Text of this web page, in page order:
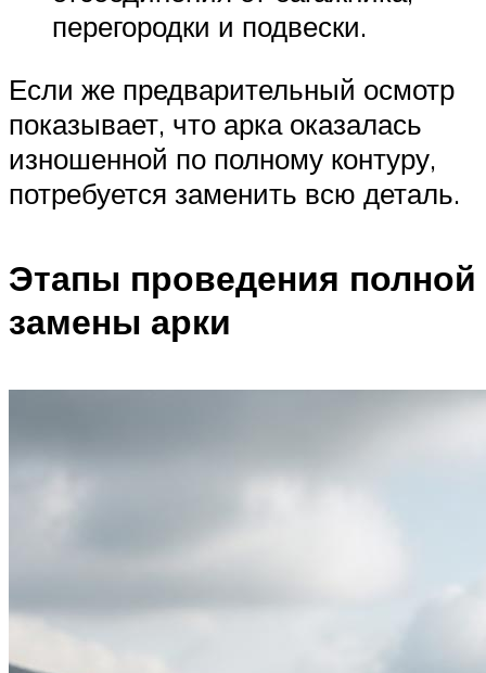
перегородки и подвески.
Если же предварительный осмотр
показывает, что арка оказалась
изношенной по полному контуру,
потребуется заменить всю деталь.
Этапы проведения полной
замены арки